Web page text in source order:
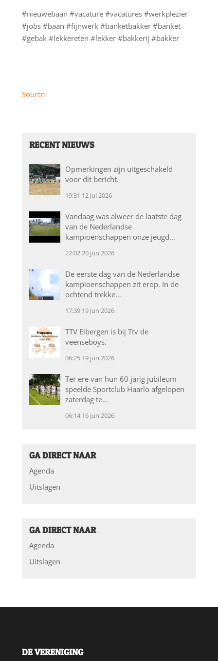
#nieuwebaan #vacature #vacatures #werkplezier
#jobs #baan #fijnwerk #banketbakker #banket
#gebak #lekkereten #lekker #bakkerij #bakker
Source
RECENT NIEUWS
Opmerkingen zijn uitgeschakeld
voor dit bericht.
19:31 12 jul 2026
Vandaag was alweer de laatste dag
van de Nederlandse
kampioenschappen onze jeugd…
22:0220 jun 2026
De eerste dag van de Nederlandse
kampioenschappen zit erop. In de
ochtend trekke…
17:39 19 jun 2026
TTV Eibergen is bij Ttv de
veenseboys.
06:25 19 jun 2026
Ter ere van hun 60 jarig jubileum
speelde Sportclub Haarlo afgelopen
zaterdag te…
06:14 16 jun 2026
GA DIRECT NAAR
Agenda
Uitslagen
GA DIRECT NAAR
Agenda
Uitslagen
DE VERENIGING